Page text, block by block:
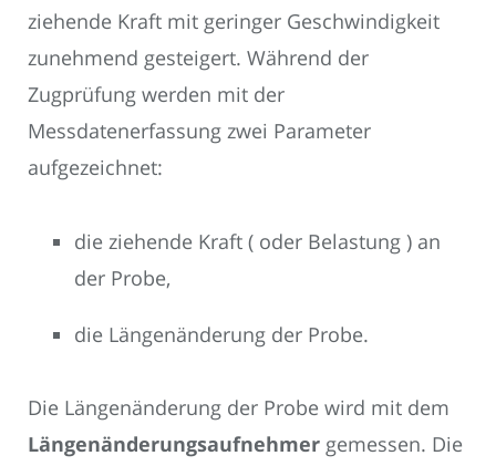
ziehende Kraft mit geringer Geschwindigkeit
zunehmend gesteigert. Während der
Zugprüfung werden mit der
Messdatenerfassung zwei Parameter
aufgezeichnet:
die ziehende Kraft ( oder Belastung ) an
der Probe,
die Längenänderung der Probe.
Die Längenänderung der Probe wird mit dem
Längenänderungsaufnehmer gemessen. Die